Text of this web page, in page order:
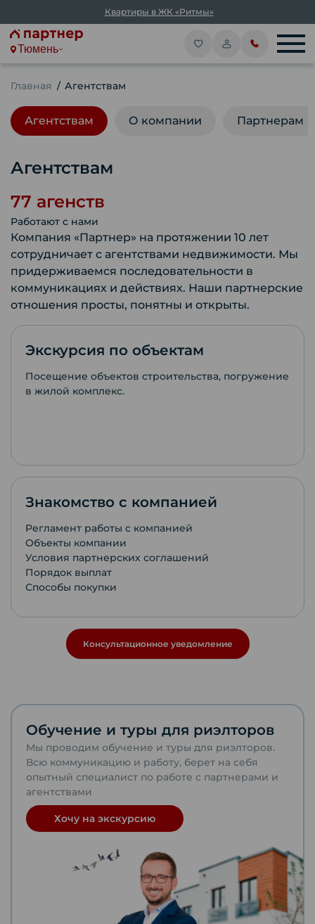
Квартиры в ЖК «Ритмы»
Тюмень
Главная Агентствам
Агентствам О компании Партнерам
Агентствам
77 агенств
Работают с нами
Компания «Партнер» на протяжении 10 лет
сотрудничает с агентствами недвижимости. Мы
придерживаемся последовательности в
коммуникациях и действиях. Наши партнерские
отношения просты, понятны и открыты.
Экскурсия по объектам
Посещение объектов строительства, погружение
в жилой комплекс.
Знакомство с компанией
Регламент работы с компанией
Объекты компании
Условия партнерских соглашений
Порядок выплат
Способы покупки
Консультационное уведомление
Обучение и туры для риэлторов
Мы проводим обучение и туры для риэлторов.
Всю коммуникацию и работу, берет на себя
опытный специалист по работе с партнерами и
агентствами
Хочу на экскурсию